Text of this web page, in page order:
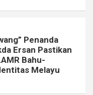
Penanda
Ersan Pastikan
Bahu-
Melayu